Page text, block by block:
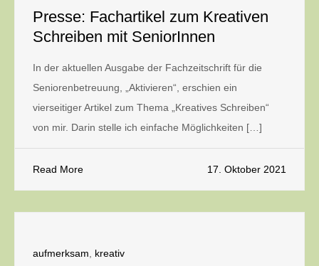
Presse: Fachartikel zum Kreativen
Schreiben mit SeniorInnen
In der aktuellen Ausgabe der Fachzeitschrift für die
Seniorenbetreuung, „Aktivieren“, erschien ein
vierseitiger Artikel zum Thema „Kreatives Schreiben“
von mir. Darin stelle ich einfache Möglichkeiten […]
Read More 17. Oktober 2021
aufmerksam kreativ